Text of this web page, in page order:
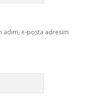
adım, e-posta adresim